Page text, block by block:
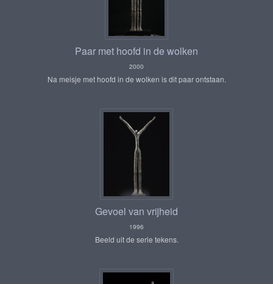
Paar met hoofd in de wolken
2000
Na meisje met hoofd in de wolken is dit paar ontstaan.
Gevoel van vrijheid
1996
Beeld uit de serie tekens.